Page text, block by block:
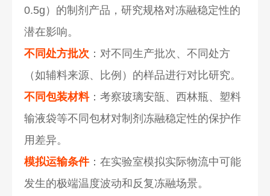
0.5g）的制剂产品，研究规格对冻融稳定性的
潜在影响。
不同处方批次 ：对不同生产批次、不同处方
（如辅料来源、比例）的样品进行对比研究。
不同包装材料：考察玻璃安瓿、西林瓶、塑料
输液袋等不同包材对制剂冻融稳定性的保护作
用差异。
模拟运输条件：在实验室模拟实际物流中可能
发生的极端温度波动和反复冻融场景。